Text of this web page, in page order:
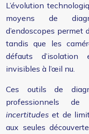
L’évolution
moyens de
d’endoscopes permet
tandis que les
défauts d’isolation
invisibles à l’œil nu.
Ces outils de
professionnels de
incertitudeset de
aux seules